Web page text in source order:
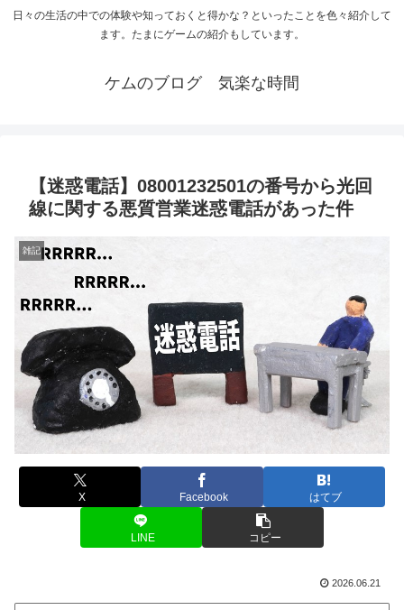
日々の生活の中での体験や知っておくと得かな？といったことを色々紹介して
ます。たまにゲームの紹介もしています。
ケムのブログ 気楽な時間
【迷惑電話】08001232501の番号から光回
線に関する悪質営業迷惑電話があった件
雑記
X Facebook はてブ
LINE コピー
2026.06.21